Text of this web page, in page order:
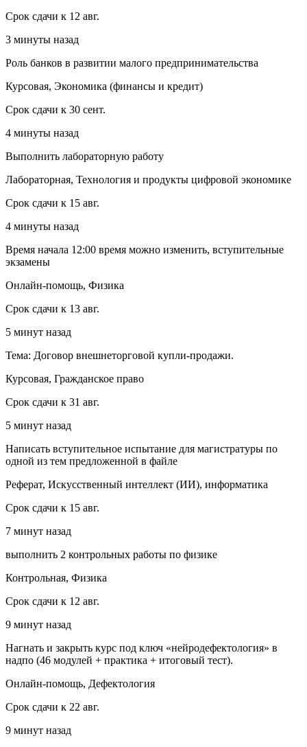
Срок сдачи к 12 авг.
3 минуты назад
Роль банков в развитии малого предпринимательства
Курсовая, Экономика (финансы и кредит)
Срок сдачи к 30 сент.
4 минуты назад
Выполнить лабораторную работу
Лабораторная, Технология и продукты цифровой экономике
Срок сдачи к 15 авг.
4 минуты назад
Время начала 12:00 время можно изменить, вступительные
экзамены
Онлайн-помощь, Физика
Срок сдачи к 13 авг.
5 минут назад
Тема: Договор внешнеторговой купли-продажи.
Курсовая, Гражданское право
Срок сдачи к 31 авг.
5 минут назад
Написать вступительное испытание для магистратуры по
одной из тем предложенной в файле
Реферат, Искусственный интеллект (ИИ), информатика
Срок сдачи к 15 авг.
7 минут назад
выполнить 2 контрольных работы по физике
Контрольная, Физика
Срок сдачи к 12 авг.
9 минут назад
Нагнать и закрыть курс под ключ «нейродефектология» в
надпо (46 модулей + практика + итоговый тест).
Онлайн-помощь, Дефектология
Срок сдачи к 22 авг.
9 минут назад